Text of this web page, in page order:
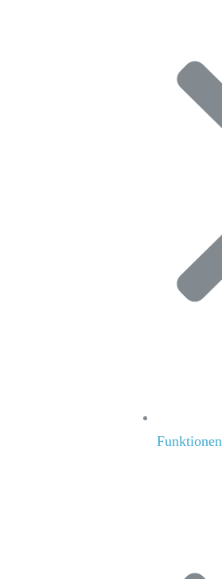
Funktionen